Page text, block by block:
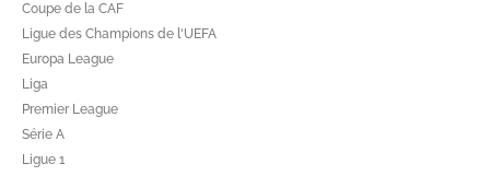
Coupe de la CAF
Ligue des Champions de l'UEFA
Europa League
Liga
Premier League
Série A
Ligue 1